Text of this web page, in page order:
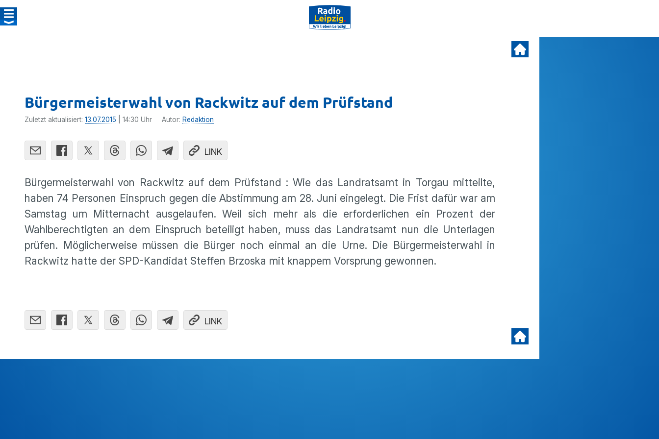
Bürgermeisterwahl von Rackwitz auf dem Prüfstand
Zuletzt aktualisiert: 13.07.2015 | 14:30 Uhr Autor: Redaktion
LINK
Bürger­meis­ter­wahl von Rackwitz auf dem Prüfstand : Wie das Landratsamt in Torgau mitteilte,
haben 74 Personen Einspruch gegen die Abstim­mung am 28. Juni einge­legt. Die Frist dafür war am
Samstag um Mitter­nacht ausge­laufen. Weil sich mehr als die erfor­der­li­chen ein Prozent der
Wahlbe­rech­tigten an dem Einspruch betei­ligt haben, muss das Landratsamt nun die Unter­lagen
prüfen. Mögli­cher­weise müssen die Bürger noch einmal an die Urne. Die Bürger­meis­ter­wahl in
Rackwitz hatte der SPD-Kandidat Steffen Brzoska mit knappem Vorsprung gewonnen.
LINK